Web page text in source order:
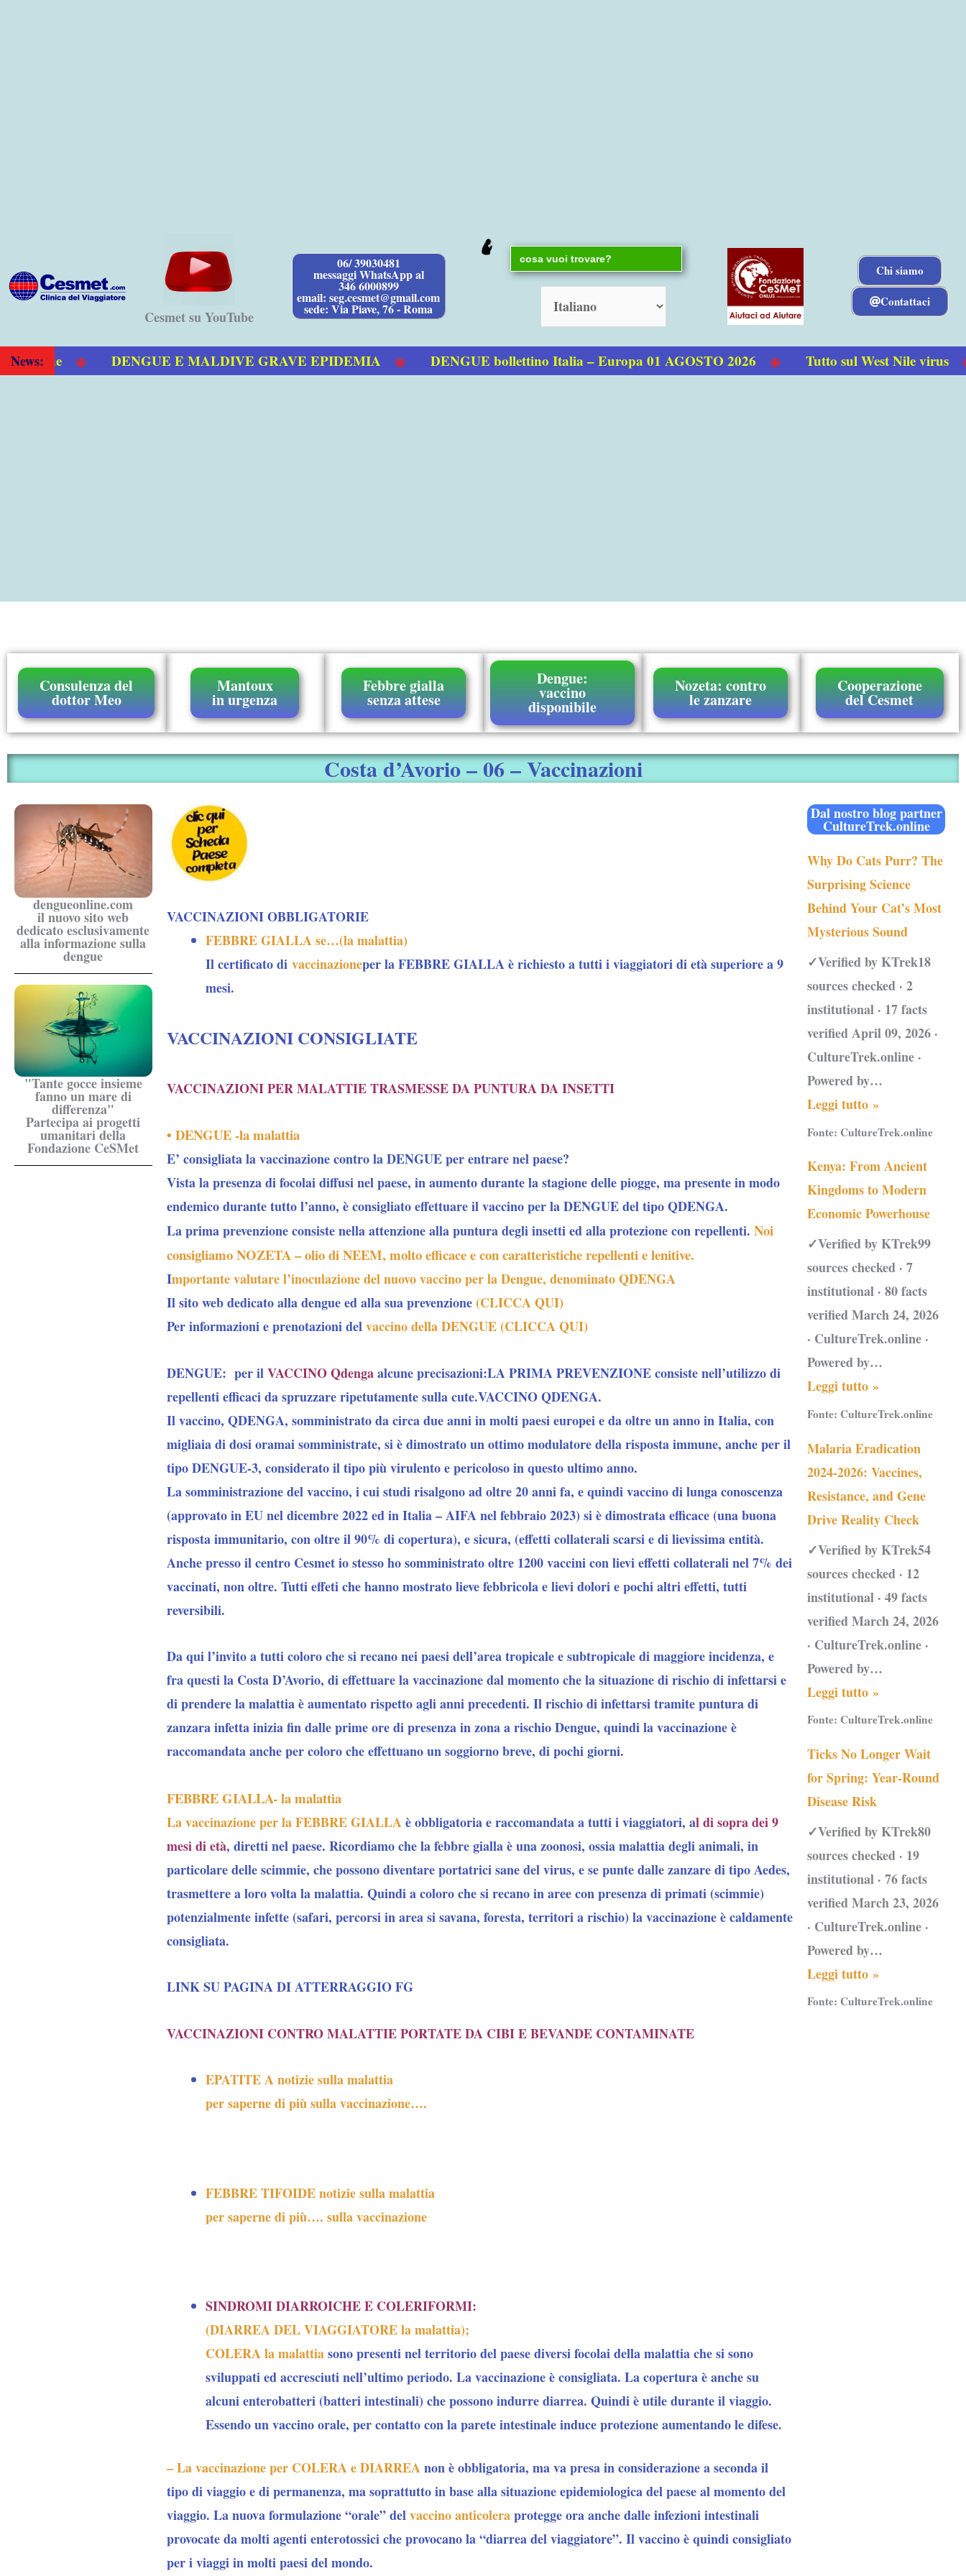
Cesmet su YouTube
06/ 39030481
messaggi WhatsApp al
346 6000899
email: seg.cesmet@gmail.com
sede: Via Piave, 76 - Roma
Search
for:
Chi siamo
Contattaci
News: DENGUE E MALDIVE GRAVE EPIDEMIA DENGUE bollettino Italia – Europa 01 AGOSTO 2026 Tutto sul West Nile virus
Consulenza del
dottor Meo
Mantoux
in urgenza
Febbre gialla
senza attese
Dengue:
vaccino
disponibile
Nozeta: contro
le zanzare
Cooperazione
del Cesmet
Costa d’Avorio – 06 – Vaccinazioni
dengueonline.com
il nuovo sito web
dedicato esclusivamente
alla informazione sulla
dengue
"Tante gocce insieme
fanno un mare di
differenza"
Partecipa ai progetti
umanitari della
Fondazione CeSMet
VACCINAZIONI OBBLIGATORIE
FEBBRE GIALLA se…(la malattia)
Il certificato di vaccinazioneper la FEBBRE GIALLA èrichiesto a tutti i viaggiatori di età superiore a 9
mesi.
VACCINAZIONI CONSIGLIATE
VACCINAZIONI PER MALATTIE TRASMESSE DA PUNTURA DA INSETTI
• DENGUE -la malattia
E’ consigliata la vaccinazione contro la DENGUE per entrare nel paese?
Vista la presenza di focolai diffusi nel paese, in aumento durante la stagione delle piogge, ma presente in modo
endemico durante tutto l’anno, è consigliato effettuare il vaccino per la DENGUE del tipo QDENGA.
La prima prevenzione consiste nella attenzione alla puntura degli insetti ed alla protezione con repellenti. Noi
consigliamo NOZETA – olio di NEEM, molto efficace e con caratteristiche repellenti e lenitive.
Importante valutare l’inoculazione del nuovo vaccino per la Dengue, denominato QDENGA
Il sito web dedicato alla dengue ed alla sua prevenzione(CLICCA QUI)
Per informazioni e prenotazioni delvaccino della DENGUE (CLICCA QUI)
DENGUE: per ilVACCINO Qdengaalcune precisazioni:LA PRIMA PREVENZIONE consiste nell’utilizzo di
repellenti efficaci da spruzzare ripetutamente sulla cute.VACCINO QDENGA.
Il vaccino, QDENGA, somministrato da circa due anni in molti paesi europei e da oltre un anno in Italia, con
migliaia di dosi oramai somministrate, si è dimostrato un ottimo modulatore della risposta immune, anche per il
tipo DENGUE-3, considerato il tipo più virulento e pericoloso in questo ultimo anno.
La somministrazione del vaccino, i cui studi risalgono ad oltre 20 anni fa, e quindi vaccino di lunga conoscenza
(approvato in EU nel dicembre 2022 ed in Italia – AIFA nel febbraio 2023) si è dimostrata efficace (una buona
risposta immunitario, con oltre il 90% di copertura), e sicura, (effetti collaterali scarsi e di lievissima entità.
Anche presso il centro Cesmet io stesso ho somministrato oltre 1200 vaccini con lievi effetti collaterali nel 7% dei
vaccinati, non oltre. Tutti effeti che hanno mostrato lieve febbricola e lievi dolori e pochi altri effetti, tutti
reversibili.
Da qui l’invito a tutti coloro che si recano nei paesi dell’area tropicale e subtropicale di maggiore incidenza, e
fra questi la Costa D’Avorio, di effettuare la vaccinazione dal momento che la situazione di rischio di infettarsi e
di prendere la malattia è aumentato rispetto agli anni precedenti. Il rischio di infettarsi tramite puntura di
zanzara infetta inizia fin dalle prime ore di presenza in zona a rischio Dengue, quindi la vaccinazione è
raccomandata anche per coloro che effettuano un soggiorno breve, di pochi giorni.
FEBBRE GIALLA- la malattia
La vaccinazione per la FEBBRE GIALLAè obbligatoria e raccomandata a tutti i viaggiatori, al di sopra dei 9
mesi di età, diretti nel paese. Ricordiamo che la febbre gialla è una zoonosi, ossia malattia degli animali, in
particolare delle scimmie, che possono diventare portatrici sane del virus, e se punte dalle zanzare di tipo Aedes,
trasmettere a loro volta la malattia. Quindi a coloro che si recano in aree con presenza di primati (scimmie)
potenzialmente infette (safari, percorsi in area si savana, foresta, territori a rischio) la vaccinazione è caldamente
consigliata.
LINK SU PAGINA DI ATTERRAGGIO FG
VACCINAZIONI CONTRO MALATTIE PORTATE DA CIBI E BEVANDE CONTAMINATE
EPATITE A notizie sulla malattia
per saperne di più sulla vaccinazione….
FEBBRE TIFOIDE notizie sulla malattia
per saperne di più…. sulla vaccinazione
SINDROMI DIARROICHE E COLERIFORMI:
(DIARREA DEL VIAGGIATORE la malattia);
COLERA la malattiasono presenti nel territorio del paese diversi focolai della malattia che si sono
sviluppati ed accresciuti nell’ultimo periodo. La vaccinazione è consigliata. La copertura è anche su
alcuni enterobatteri (batteri intestinali) che possono indurre diarrea. Quindi è utile durante il viaggio.
Essendo un vaccino orale, per contatto con la parete intestinale induce protezione aumentando le difese.
– La vaccinazione per COLERA e DIARREAnon è obbligatoria, ma va presa in considerazione a seconda il
tipo di viaggio e di permanenza, ma soprattutto in base alla situazione epidemiologica del paese al momento del
viaggio. La nuova formulazione “orale” delvaccino anticoleraprotegge ora anche dalle infezioni intestinali
provocate da molti agenti enterotossici che provocano la “diarrea del viaggiatore”. Il vaccino è quindi consigliato
per i viaggi in molti paesi del mondo.
Dal nostro blog partner
CultureTrek.online
Why Do Cats Purr? The
Surprising Science
Behind Your Cat’s Most
Mysterious Sound
✓Verified by KTrek18
sources checked · 2
institutional · 17 facts
verified April 09, 2026 ·
CultureTrek.online ·
Powered by…
Leggi tutto »
Fonte:CultureTrek.online
Kenya: From Ancient
Kingdoms to Modern
Economic Powerhouse
✓Verified by KTrek99
sources checked · 7
institutional · 80 facts
verified March 24, 2026
· CultureTrek.online ·
Powered by…
Leggi tutto »
Fonte:CultureTrek.online
Malaria Eradication
2024-2026: Vaccines,
Resistance, and Gene
Drive Reality Check
✓Verified by KTrek54
sources checked · 12
institutional · 49 facts
verified March 24, 2026
· CultureTrek.online ·
Powered by…
Leggi tutto »
Fonte:CultureTrek.online
Ticks No Longer Wait
for Spring: Year-Round
Disease Risk
✓Verified by KTrek80
sources checked · 19
institutional · 76 facts
verified March 23, 2026
· CultureTrek.online ·
Powered by…
Leggi tutto »
Fonte:CultureTrek.online